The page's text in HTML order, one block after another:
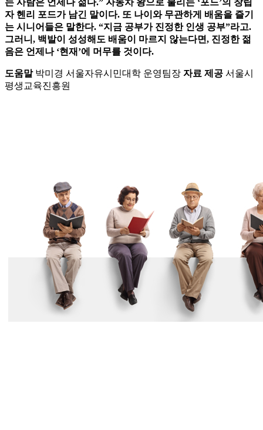
는 사람은 언제나 젊다.” 자동차 왕으로 불리는 ‘포드’의 창립
자 헨리 포드가 남긴 말이다. 또 나이와 무관하게 배움을 즐기
는 시니어들은 말한다. “지금 공부가 진정한 인생 공부”라고.
그러니, 백발이 성성해도 배움이 마르지 않는다면, 진정한 젊
음은 언제나 ‘현재’에 머무를 것이다.
도움말박미경 서울자유시민대학 운영팀장 자료 제공 서울시
평생교육진흥원